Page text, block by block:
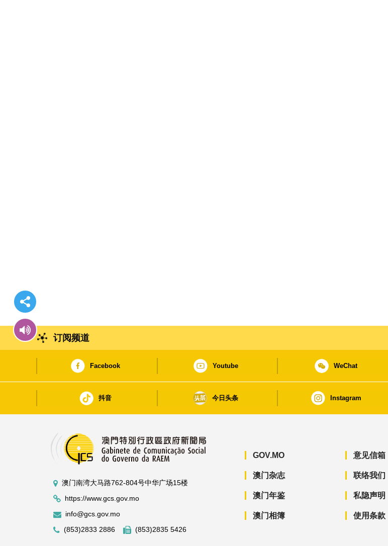
订阅频道
Facebook Youtube WeChat
抖音 今日头条 Instagram
澳门南湾大马路762-804号中华广场15楼
https://www.gcs.gov.mo
info@gcs.gov.mo
(853)2833 2886
(853)2835 5426
GOV.MO
澳门杂志
澳门年鉴
澳门相簿
意见信箱
联络我们
私隐声明
使用条款